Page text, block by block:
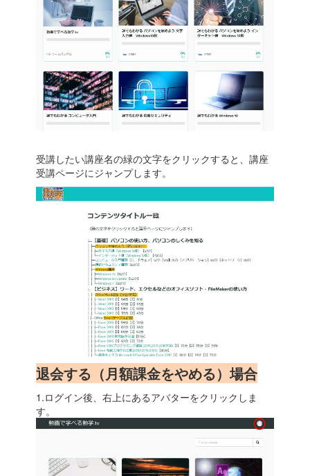
受講したい講座名の緑の文字をクリックすると、講座
受講ページにジャンプします。
退会する（月額課金をやめる）場合
1.ログイン後、右上にあるアバターをクリックしま
す。